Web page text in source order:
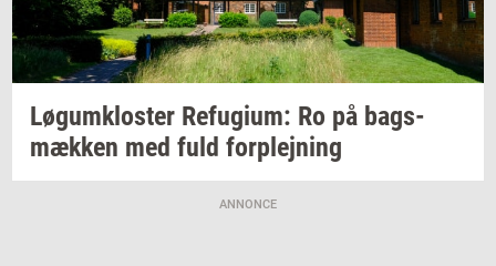
Løgum­klo­ster Re­fu­gi­um: Ro på bags­
mæk­ken med fuld for­plej­ning
ANNONCE